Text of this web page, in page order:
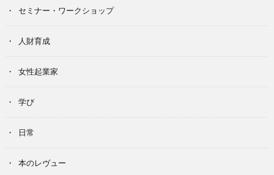
セミナー・ワークショップ
人財育成
女性起業家
学び
日常
本のレヴュー